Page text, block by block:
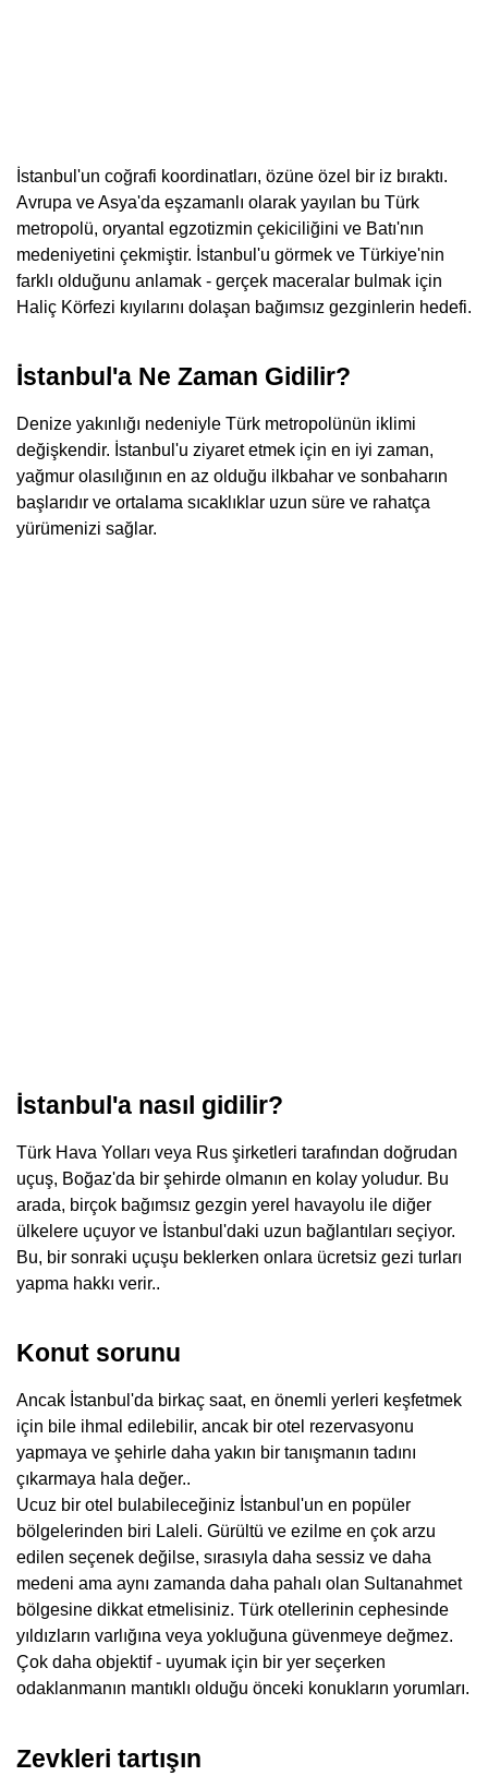
İstanbul'un coğrafi koordinatları, özüne özel bir iz bıraktı.
Avrupa ve Asya'da eşzamanlı olarak yayılan bu Türk
metropolü, oryantal egzotizmin çekiciliğini ve Batı'nın
medeniyetini çekmiştir. İstanbul'u görmek ve Türkiye'nin
farklı olduğunu anlamak - gerçek maceralar bulmak için
Haliç Körfezi kıyılarını dolaşan bağımsız gezginlerin hedefi.
İstanbul'a Ne Zaman Gidilir?
Denize yakınlığı nedeniyle Türk metropolünün iklimi
değişkendir. İstanbul'u ziyaret etmek için en iyi zaman,
yağmur olasılığının en az olduğu ilkbahar ve sonbaharın
başlarıdır ve ortalama sıcaklıklar uzun süre ve rahatça
yürümenizi sağlar.
İstanbul'a nasıl gidilir?
Türk Hava Yolları veya Rus şirketleri tarafından doğrudan
uçuş, Boğaz'da bir şehirde olmanın en kolay yoludur. Bu
arada, birçok bağımsız gezgin yerel havayolu ile diğer
ülkelere uçuyor ve İstanbul'daki uzun bağlantıları seçiyor.
Bu, bir sonraki uçuşu beklerken onlara ücretsiz gezi turları
yapma hakkı verir..
Konut sorunu
Ancak İstanbul'da birkaç saat, en önemli yerleri keşfetmek
için bile ihmal edilebilir, ancak bir otel rezervasyonu
yapmaya ve şehirle daha yakın bir tanışmanın tadını
çıkarmaya hala değer..
Ucuz bir otel bulabileceğiniz İstanbul'un en popüler
bölgelerinden biri Laleli. Gürültü ve ezilme en çok arzu
edilen seçenek değilse, sırasıyla daha sessiz ve daha
medeni ama aynı zamanda daha pahalı olan Sultanahmet
bölgesine dikkat etmelisiniz. Türk otellerinin cephesinde
yıldızların varlığına veya yokluğuna güvenmeye değmez.
Çok daha objektif - uyumak için bir yer seçerken
odaklanmanın mantıklı olduğu önceki konukların yorumları.
Zevkleri tartışın